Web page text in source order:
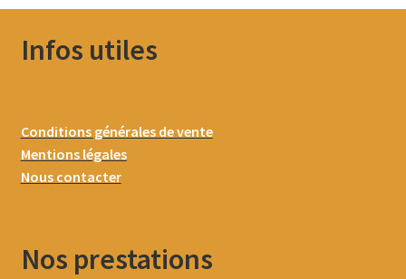
Infos utiles
Conditions générales de vente
Mentions légales
Nous contacter
Nos prestations